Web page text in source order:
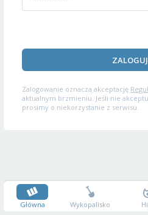
Zalogowanie oznacza akceptację
aktualnym brzmieniu. Jeśli nie
prosimy o niekorzystanie z serwisu.
Główna Wykopalisko